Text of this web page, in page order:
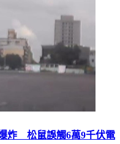
炸 松鼠誤觸6萬9千伏電